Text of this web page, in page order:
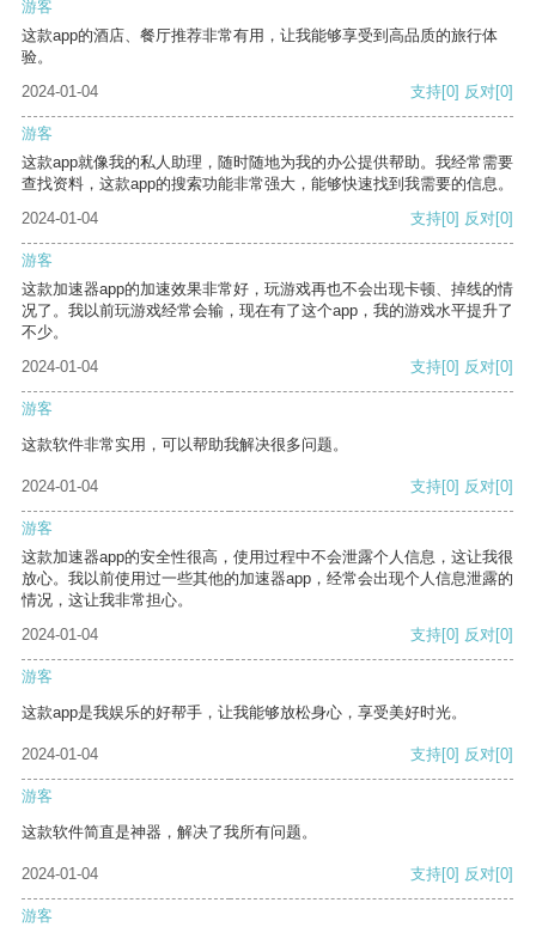
游客
这款app的酒店、餐厅推荐非常有用，让我能够享受到高品质的旅行体
验。
2024-01-04
支持[0] 反对[0]
游客
这款app就像我的私人助理，随时随地为我的办公提供帮助。我经常需要
查找资料，这款app的搜索功能非常强大，能够快速找到我需要的信息。
2024-01-04
支持[0] 反对[0]
游客
这款加速器app的加速效果非常好，玩游戏再也不会出现卡顿、掉线的情
况了。我以前玩游戏经常会输，现在有了这个app，我的游戏水平提升了
不少。
2024-01-04
支持[0] 反对[0]
游客
这款软件非常实用，可以帮助我解决很多问题。
2024-01-04 支持[0] 反对[0]
游客
这款加速器app的安全性很高，使用过程中不会泄露个人信息，这让我很
放心。我以前使用过一些其他的加速器app，经常会出现个人信息泄露的
情况，这让我非常担心。
2024-01-04
支持[0] 反对[0]
游客
这款app是我娱乐的好帮手，让我能够放松身心，享受美好时光。
2024-01-04 支持[0] 反对[0]
游客
这款软件简直是神器，解决了我所有问题。
2024-01-04 支持[0] 反对[0]
游客